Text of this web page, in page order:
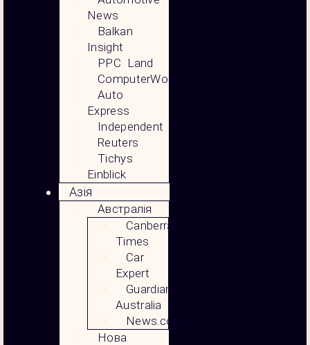
News
Balkan
Insight
PPC Land
ComputerWoche
Auto
Express
Independent
Reuters
Tichys
Einblick
Азія
Австралія
Canberra
Times
Car
Expert
Guardian
Australia
News.com.au
Нова